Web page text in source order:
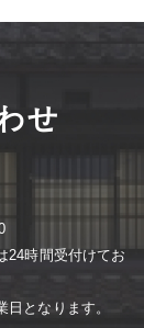
せ
24時間受付けてお
となります。